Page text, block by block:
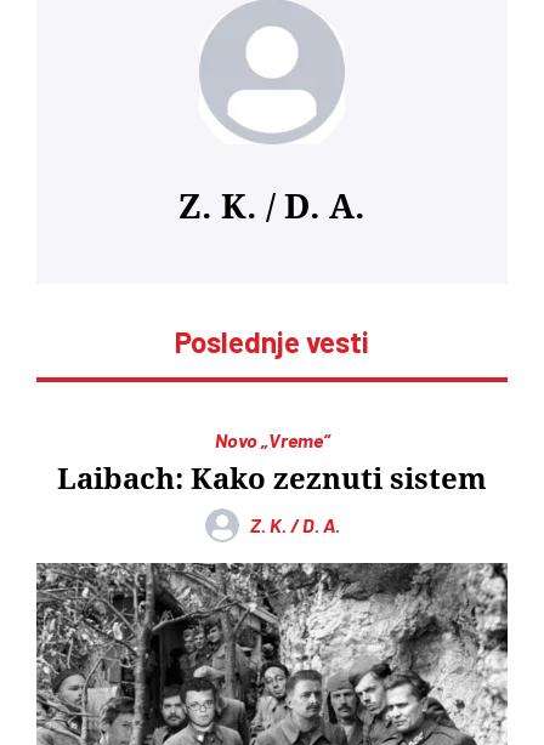
Z. K. / D. A.
Poslednje vesti
Novo „Vreme“
Laibach: Kako zeznuti sistem
Z. K. / D. A.